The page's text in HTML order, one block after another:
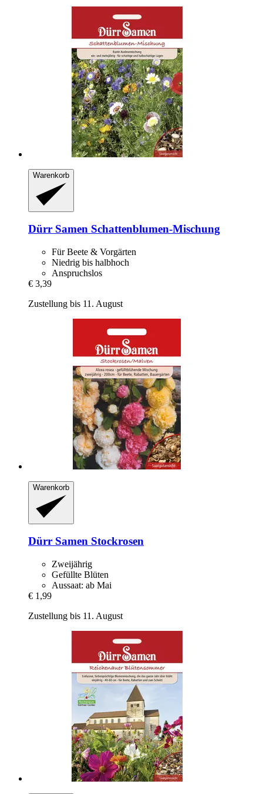
Warenkorb
Dürr Samen Schattenblumen-​Mischung
Für Beete & Vorgärten
Niedrig bis halbhoch
Anspruchslos
€ 3,39
Zustellung bis 11. August
Warenkorb
Dürr Samen Stockrosen
Zweijährig
Gefüllte Blüten
Aussaat: ab Mai
€ 1,99
Zustellung bis 11. August